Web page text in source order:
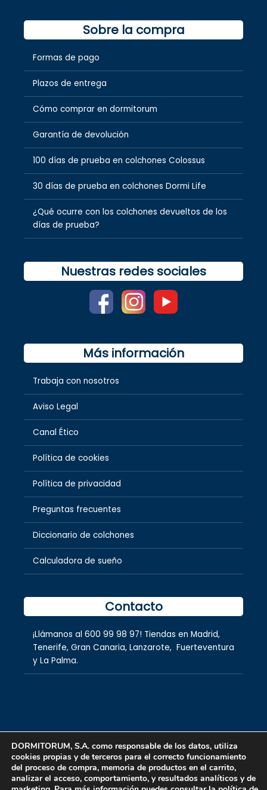
Sobre la compra
Formas de pago
Plazos de entrega
Cómo comprar en dormitorum
Garantía de devolución
100 días de prueba en colchones Colossus
30 días de prueba en colchones Dormi Life
¿Qué ocurre con los colchones devueltos de los
días de prueba?
Nuestras redes sociales
Más información
Trabaja con nosotros
Aviso Legal
Canal Ético
Política de cookies
Política de privacidad
Preguntas frecuentes
Diccionario de colchones
Calculadora de sueño
Contacto
¡Llámanos al 600 99 98 97! Tiendas en Madrid,
Tenerife, Gran Canaria, Lanzarote, Fuerteventura
y La Palma.
Copyright © 2026 dormitorum S.A.
DORMITORUM, S.A. como responsable de los datos, utiliza
cookies propias y de terceros para el correcto funcionamiento
del proceso de compra, memoria de productos en el carrito,
analizar el acceso, comportamiento, y resultados analíticos y de